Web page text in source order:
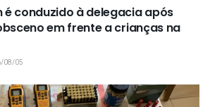
é conduzido à delegacia após
em frente a crianças na
08/05